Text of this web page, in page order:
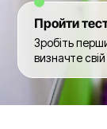
Пройти
Зробіть
визначте